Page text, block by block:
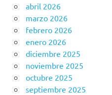
abril 2026
marzo 2026
febrero 2026
enero 2026
diciembre 2025
noviembre 2025
octubre 2025
septiembre 2025